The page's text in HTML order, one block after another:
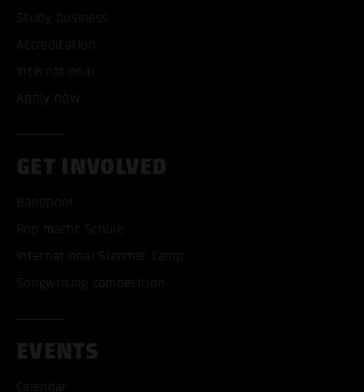
Study business
Accreditation
International
Apply now
GET INVOLVED
Bandpool
Pop macht Schule
International Summer Camp
Songwriting competition
EVENTS
Calendar